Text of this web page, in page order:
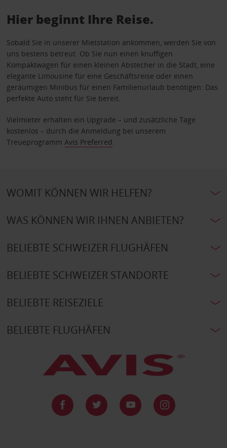
Hier beginnt Ihre Reise.
Sobald Sie in unserer Mietstation ankommen, werden Sie von
uns bestens betreut. Ob Sie nun einen knuffigen
Kompaktwagen für einen kleinen Abstecher in die Stadt, eine
elegante Limousine für eine Geschäftsreise oder einen
geräumigen Minibus für einen Familienurlaub benötigen: Das
perfekte Auto steht für Sie bereit.
Vielmieter erhalten ein Upgrade – und zusätzliche Tage
kostenlos – durch die Anmeldung bei unserem
Treueprogramm Avis Preferred
WOMIT KÖNNEN WIR HELFEN?
WAS KÖNNEN WIR IHNEN ANBIETEN?
BELIEBTE SCHWEIZER FLUGHÄFEN
BELIEBTE SCHWEIZER STANDORTE
BELIEBTE REISEZIELE
BELIEBTE FLUGHÄFEN